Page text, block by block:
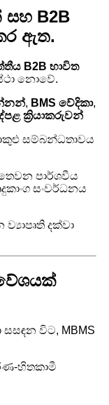
B2B
ඇත.
B2B භාවිත
නොවේ.
, BMS වේදිකා,
ක්‍රියාකරුවන්
සම්බන්ධතාවය
පාර්ශවීය
සංවර්ධනය
දක්වා
සසඳන විට, MBMS
හිතකාමී